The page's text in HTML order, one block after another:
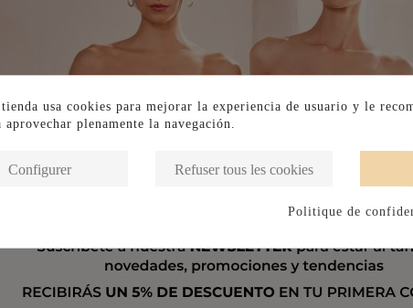
usa cookies para mejorar la experiencia de usuario y le
aprovechar plenamente la navegación.
Refuser tous les cookies
Configurer
Politique de